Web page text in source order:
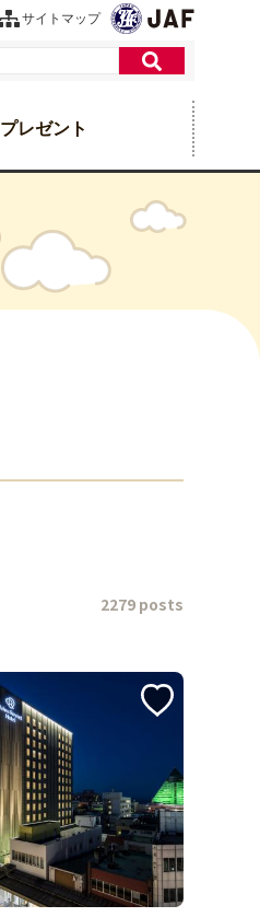
サイトマップ
プレゼント
2279 posts